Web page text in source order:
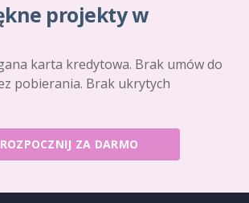
projekty w
karta kredytowa. Brak umów do
pobierania. Brak ukrytych
ROZPOCZNIJ ZA DARMO